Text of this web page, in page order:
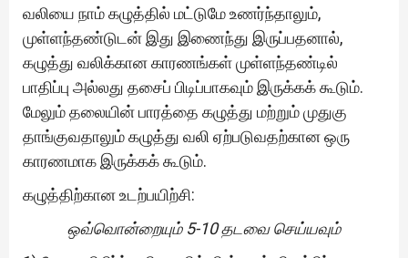
வலியை நாம் கழுத்தில் மட்டுமே உணர்ந்தாலும்,
முள்ளந்தண்டுடன் இது இணைந்து இருப்பதனால்,
கழுத்து வலிக்கான காரணங்கள் முள்ளந்தண்டில்
பாதிப்பு அல்லது தசைப் பிடிப்பாகவும் இருக்கக் கூடும்.
மேலும் தலையின் பாரத்தை கழுத்து மற்றும் முதுகு
தாங்குவதாலும் கழுத்து வலி ஏற்படுவதற்கான ஒரு
காரணமாக இருக்கக் கூடும்.
கழுத்திற்கான உடற்பயிற்சி:
ஒவ்வொன்றையும் 5-10 தடவை செய்யவும்